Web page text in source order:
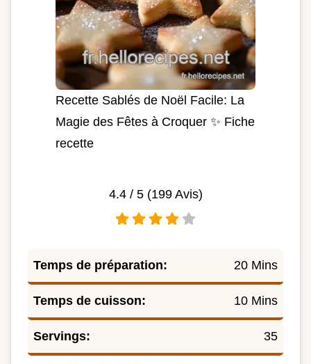
Recette Sablés de Noël Facile: La
Magie des Fêtes à Croquer ✨ Fiche
recette
4.4/ 5 (199Avis)
Temps de préparation: 20 Mins
Temps de cuisson: 10 Mins
Servings: 35